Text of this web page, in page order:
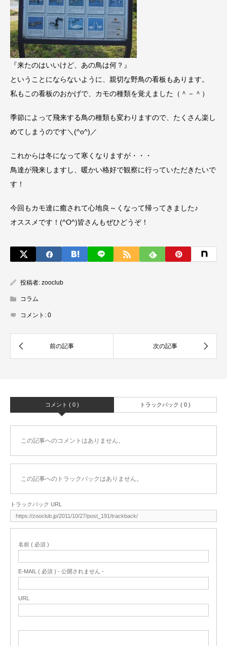
『来たのはいいけど、あの鳥は何？』
ということにならないように、親切な野鳥の看板もあります。
私もこの看板のおかげで、カモの種類を覚えました（＾－＾）
季節によって飛来する鳥の種類も変わりますので、たくさん楽し
めてしまうのです＼(^o^)／
これからは冬になって寒くなりますが・・・
鳥達が飛来しますし、暖かい格好で観察に行っていただきたいで
す！
今回もカモ達に癒されて心地良～くなって帰ってきました♪
オススメです！(^O^)皆さんもぜひどうぞ！
投稿者: zooclub
コラム
コメント: 0
コメント ( 0 ) トラックバック ( 0 )
この記事へのコメントはありません。
この記事へのトラックバックはありません。
トラックバック URL
名前 ( 必須 )
E-MAIL ( 必須 ) - 公開されません -
URL